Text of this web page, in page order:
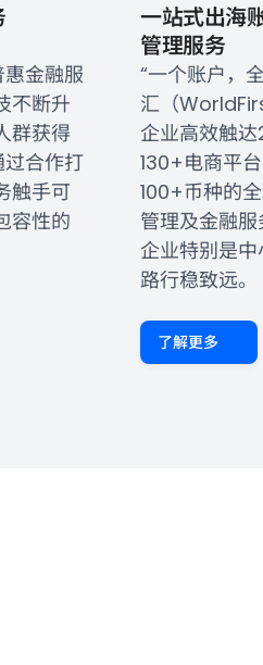
金融服
不断升
群获得
合作打
触手可
容性的
一站式出海
管理服务
“一个账户，
汇（
企业高效触达
130+电商平
100+币种的
管理及金融
企业特别是
路行稳致远。
了解更多